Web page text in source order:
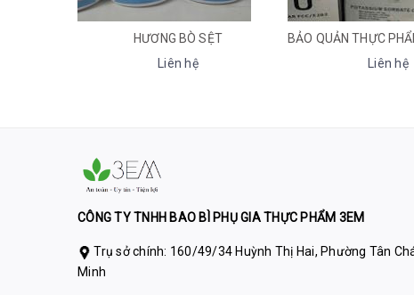
HƯƠNG BÒ SỆT
Liên hệ
Liên hệ
CÔNG TY TNHH BAO BÌ PHỤ GIA THỰC PHẨM 3EM
Trụ sở chính: 160/49/34 Huỳnh Thị Hai, Phường Tân
Minh